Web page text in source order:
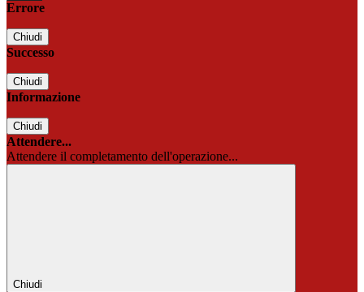
Errore
Chiudi
Successo
Chiudi
Informazione
Chiudi
Attendere...
Attendere il completamento dell'operazione...
Chiudi